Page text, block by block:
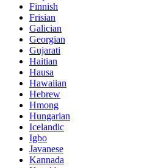
Finnish
Frisian
Galician
Georgian
Gujarati
Haitian
Hausa
Hawaiian
Hebrew
Hmong
Hungarian
Icelandic
Igbo
Javanese
Kannada